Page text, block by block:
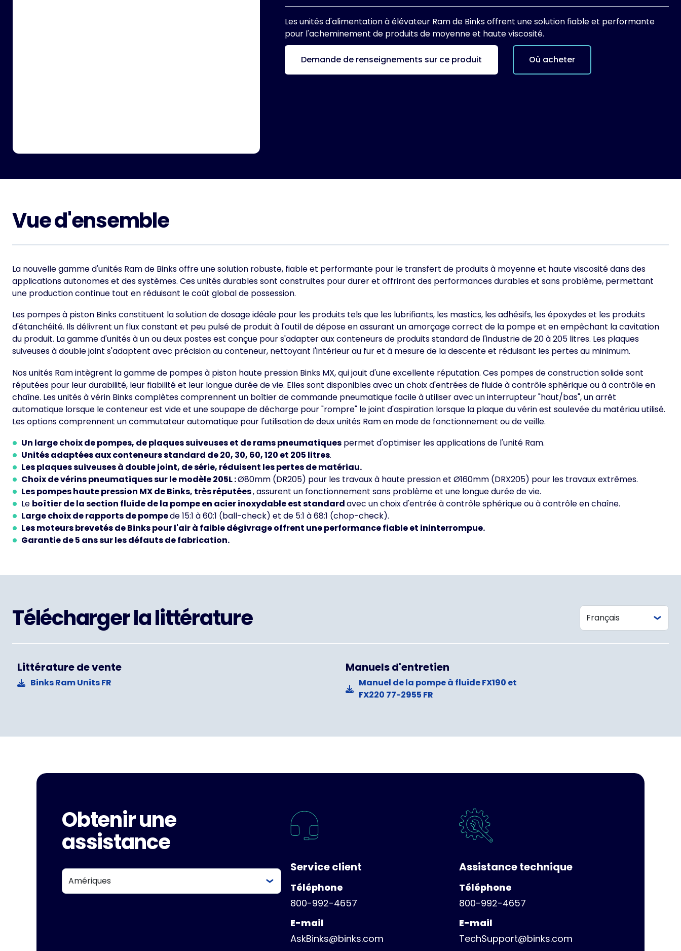
Les unités d'alimentation à élévateur Ram de Binks offrent une solution fiable et performante
pour l'acheminement de produits de moyenne et haute viscosité.
Demande de renseignements sur ce produit Où acheter
Vue d'ensemble
La nouvelle gamme d'unités Ram de Binks offre une solution robuste, fiable et performante pour le transfert de produits à moyenne et haute viscosité dans des
applications autonomes et des systèmes. Ces unités durables sont construites pour durer et offriront des performances durables et sans problème, permettant
une production continue tout en réduisant le coût global de possession.
Les pompes à piston Binks constituent la solution de dosage idéale pour les produits tels que les lubrifiants, les mastics, les adhésifs, les époxydes et les produits
d'étanchéité. Ils délivrent un flux constant et peu pulsé de produit à l'outil de dépose en assurant un amorçage correct de la pompe et en empêchant la cavitation
du produit. La gamme d'unités à un ou deux postes est conçue pour s'adapter aux conteneurs de produits standard de l'industrie de 20 à 205 litres. Les plaques
suiveuses à double joint s'adaptent avec précision au conteneur, nettoyant l'intérieur au fur et à mesure de la descente et réduisant les pertes au minimum.
Nos unités Ram intègrent la gamme de pompes à piston haute pression Binks MX, qui jouit d'une excellente réputation. Ces pompes de construction solide sont
réputées pour leur durabilité, leur fiabilité et leur longue durée de vie. Elles sont disponibles avec un choix d'entrées de fluide à contrôle sphérique ou à contrôle en
chaîne. Les unités à vérin Binks complètes comprennent un boîtier de commande pneumatique facile à utiliser avec un interrupteur "haut/bas", un arrêt
automatique lorsque le conteneur est vide et une soupape de décharge pour "rompre" le joint d'aspiration lorsque la plaque du vérin est soulevée du matériau utilisé.
Les options comprennent un commutateur automatique pour l'utilisation de deux unités Ram en mode de fonctionnement ou de veille.
Un large choix de pompes, de plaques suiveuses et de rams pneumatiques permet d'optimiser les applications de l'unité Ram.
Unités adaptées aux conteneurs standard de 20, 30, 60, 120 et 205 litres.
Les plaques suiveuses à double joint, de série, réduisent les pertes de matériau.
Choix de vérins pneumatiques sur le modèle 205L :Ø80mm (DR205) pour les travaux à haute pression et Ø160mm (DRX205) pour les travaux extrêmes.
Les pompes haute pression MX de Binks, très réputées, assurent un fonctionnement sans problème et une longue durée de vie.
Le boîtier de la section fluide de la pompe en acier inoxydable est standardavec un choix d'entrée à contrôle sphérique ou à contrôle en chaîne.
Large choix de rapports de pompede 15:1 à 60:1 (ball-check) et de 5:1 à 68:1 (chop-check).
Les moteurs brevetés de Binks pour l'air à faible dégivrage offrent une performance fiable et ininterrompue.
Garantie de 5 ans sur les défauts de fabrication.
Télécharger la littérature
Littérature de vente
Binks Ram Units FR
Manuels d'entretien
Manuel de la pompe à fluide FX190 et
FX220 77-2955 FR
Obtenir une
assistance
Service client
Téléphone
800-992-4657
E-mail
AskBinks@binks.com
Assistance technique
Téléphone
800-992-4657
E-mail
TechSupport@binks.com